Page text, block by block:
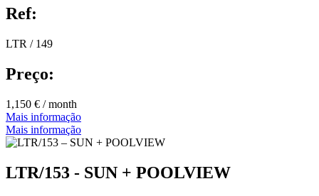
Ref:
LTR / 149
Preço:
1,150 € / month
Mais informação
Mais informação
LTR/153 - SUN + POOLVIEW